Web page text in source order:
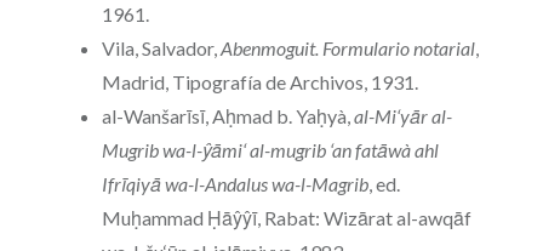
1961.
Vila, Salvador, Abenmoguit. Formulario notarial,
Madrid, Tipografía de Archivos, 1931.
al-Wanšarīsī, Aḥmad b. Yaḥyà, al-Mi‘yār al-
Mugrib wa-l-ŷāmi‘ al-mugrib ‘an fatāwà ahl
Ifrīqiyā wa-l-Andalus wa-l-Magrib, ed.
Muḥammad Ḥāŷŷī, Rabat: Wizārat al-awqāf